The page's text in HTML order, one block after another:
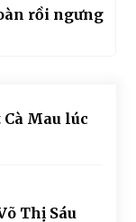
rồi ngưng
Mau lúc
Thị Sáu